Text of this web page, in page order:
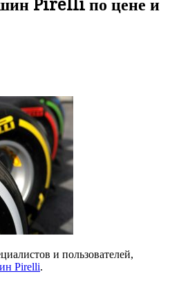
Pirelli по цене и
и пользователей,
Pirelli.